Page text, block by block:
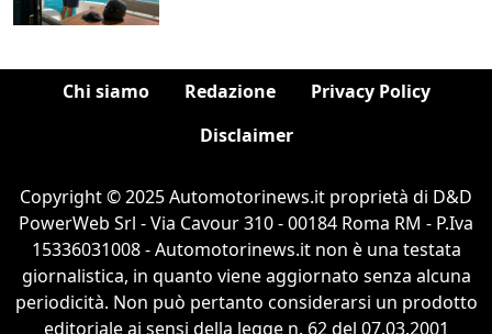
Chi siamo Redazione
Privacy Policy
Disclaimer
Copyright © 2025 Automotorinews.it proprietà di D&D
PowerWeb Srl - Via Cavour 310 - 00184 Roma RM - P.Iva
15336031008 - Automotorinews.it non è una testata
giornalistica, in quanto viene aggiornato senza alcuna
periodicità. Non può pertanto considerarsi un prodotto
editoriale ai sensi della legge n. 62 del 07.03.2001